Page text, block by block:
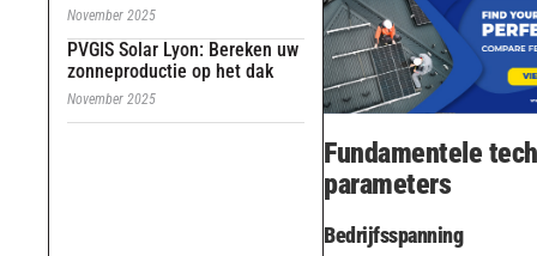
November 2025
PVGIS Solar Lyon: Bereken uw
zonneproductie op het dak
November 2025
Fundamentele
parameters
Bedrijfsspanning